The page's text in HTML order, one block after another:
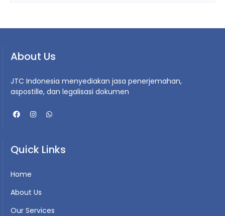
About Us
JTC Indonesia menyediakan jasa penerjemahan,
aspostille, dan legalisasi dokumen
Quick Links
Home
About Us
Our Services